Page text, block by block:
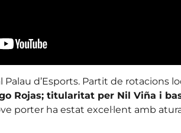
d’Esports. Partit de rotacions
Rojas; titularitat per Nil Viña i
porter ha estat excel·lent amb